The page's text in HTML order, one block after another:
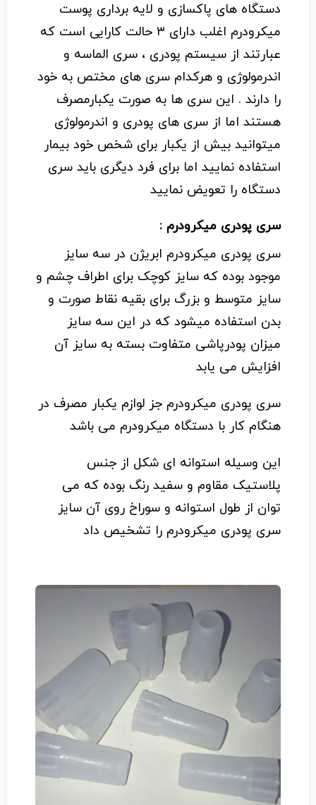
دستگاه های پاکسازی و لایه برداری پوست
میکرودرم اغلب دارای ۳ حالت کارایی است که
عبارتند از سیستم پودری ، سری الماسه و
اندرمولوژی و هرکدام سری های مختص به خود
را دارند . این سری ها به صورت یکبارمصرف
هستند اما از سری های پودری و اندرمولوژی
میتوانید بیش از یکبار برای شخص خود بیمار
استفاده نمایید اما برای فرد دیگری باید سری
دستگاه را تعویض نمایید
سری پودری میکرودرم :
سری پودری میکرودرم ابریژن در سه سایز
موجود بوده که سایز کوچک برای اطراف چشم و
سایز متوسط و بزرگ برای بقیه نقاط صورت و
بدن استفاده میشود که در این سه سایز
میزان پودرپاشی متفاوت بسته به سایز آن
افزایش می یابد
سری پودری میکرودرم جز لوازم یکبار مصرف در
هنگام کار با دستگاه میکرودرم می باشد
این وسیله استوانه ای شکل از جنس
پلاستیک مقاوم و سفید رنگ بوده که می
توان از طول استوانه و سوراخ روی آن سایز
سری پودری میکرودرم را تشخیص داد